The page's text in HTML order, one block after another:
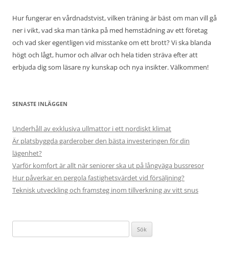
Hur fungerar en vårdnadstvist, vilken träning är bäst om man vill gå
ner i vikt, vad ska man tänka på med hemstädning av ett företag
och vad sker egentligen vid misstanke om ett brott? Vi ska blanda
högt och lågt, humor och allvar och hela tiden sträva efter att
erbjuda dig som läsare ny kunskap och nya insikter. Välkommen!
SENASTE INLÄGGEN
Underhåll av exklusiva ullmattor i ett nordiskt klimat
Är platsbyggda garderober den bästa investeringen för din
lägenhet?
Varför komfort är allt när seniorer ska ut på långväga bussresor
Hur påverkar en pergola fastighetsvärdet vid försäljning?
Teknisk utveckling och framsteg inom tillverkning av vitt snus
efter: